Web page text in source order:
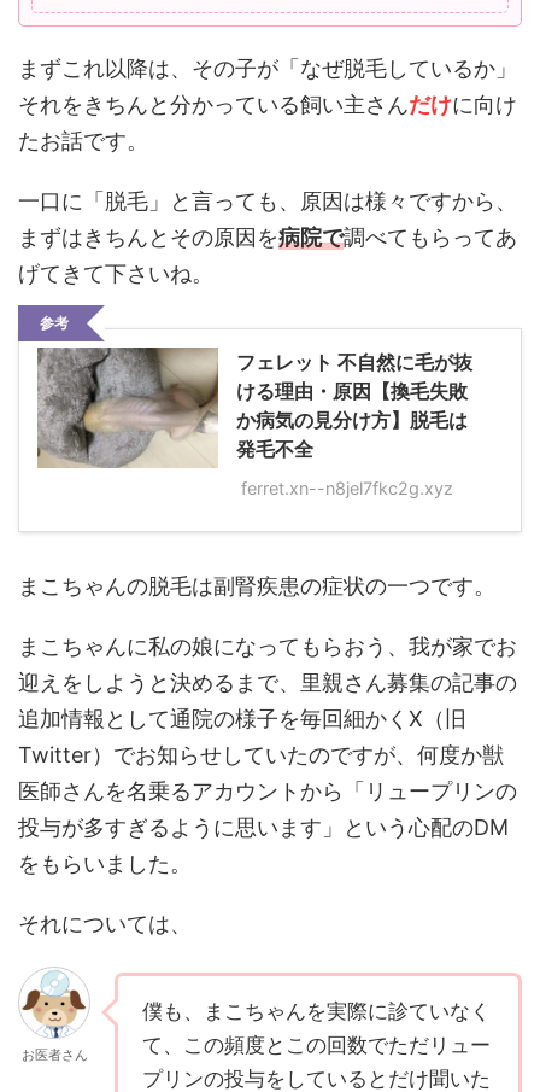
まずこれ以降は、その子が「なぜ脱毛しているか」
それをきちんと分かっている飼い主さんだけに向け
たお話です。
一口に「脱毛」と言っても、原因は様々ですから、
まずはきちんとその原因を病院で調べてもらってあ
げてきて下さいね。
参考
フェレット 不自然に毛が抜
ける理由・原因【換毛失敗
か病気の見分け方】脱毛は
発毛不全
ferret.xn--n8jel7fkc2g.xyz
まこちゃんの脱毛は副腎疾患の症状の一つです。
まこちゃんに私の娘になってもらおう、我が家でお
迎えをしようと決めるまで、里親さん募集の記事の
追加情報として通院の様子を毎回細かくX（旧
Twitter）でお知らせしていたのですが、何度か獣
医師さんを名乗るアカウントから「リュープリンの
投与が多すぎるように思います」という心配のDM
をもらいました。
それについては、
お医者さん
僕も、まこちゃんを実際に診ていなく
て、この頻度とこの回数でただリュー
プリンの投与をしているとだけ聞いた